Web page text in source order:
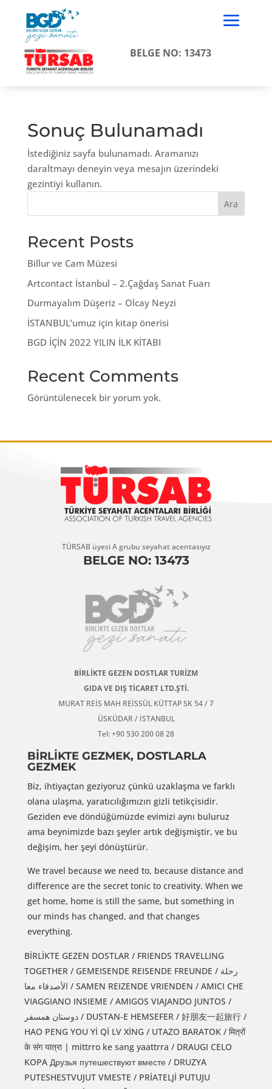
BELGE NO: 13473
Sonuç Bulunamadı
İstediğiniz sayfa bulunamadı. Aramanızı
daraltmayı deneyin veya mesajın üzerindeki
gezintiyi kullanın.
Ara
Recent Posts
Billur ve Cam Müzesi
Artcontact İstanbul – 2.Çağdaş Sanat Fuarı
Durmayalım Düşeriz – Olcay Neyzi
İSTANBUL’umuz için kitap önerisi
BGD İÇİN 2022 YILIN İLK KİTABI
Recent Comments
Görüntülenecek bir yorum yok.
TÜRSAB üyesi A grubu seyahat acentasıyız
BELGE NO: 13473
BİRLİKTE GEZEN DOSTLAR TURİZM
GIDA VE DIŞ TİCARET LTD.ŞTİ.
MURAT REİS MAH REİSSÜL KÜTTAP SK 54 / 7
ÜSKÜDAR / İSTANBUL
Tel: +90 530 200 08 28
BİRLİKTE GEZMEK, DOSTLARLA
GEZMEK
Biz, ihtiyaçtan geziyoruz çünkü uzaklaşma ve farklı
olana ulaşma, yaratıcılığımızın gizli tetikçisidir.
Geziden eve döndüğümüzde evimizi aynı buluruz
ama beynimizde bazı şeyler artık değişmiştir, ve bu
değişim, her şeyi dönüştürür.
We travel because we need to, because distance and
difference are the secret tonic to creativity. When we
get home, home is still the same, but something in
our minds has changed, and that changes
everything.
BİRLİKTE GEZEN DOSTLAR / FRIENDS TRAVELLING
TOGETHER / GEMEISENDE REISENDE FREUNDE / رحلة
الأصدقاء معا / SAMEN REIZENDE VRIENDEN / AMICI CHE
VIAGGIANO INSIEME / AMIGOS VIAJANDO JUNTOS /
دوستان همسفر / DUSTAN-E HEMSEFER / 好朋友一起旅行 /
HAO PENG YOU Yİ Qİ LV XİNG / UTAZO BARATOK / मित्रों
के संग यात्रा | mittrro ke sang yaattrra / DRAUGI CELO
KOPA Друзья путешествуют вместе / DRUZYA
PUTESHESTVUJUT VMESTE / PRİATELJİ PUTUJU